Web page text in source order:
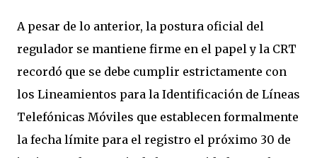
A pesar de lo anterior, la postura oficial del
regulador se mantiene firme en el papel y la CRT
recordó que se debe cumplir estrictamente con
los Lineamientos para la Identificación de Líneas
Telefónicas Móviles que establecen formalmente
la fecha límite para el registro el próximo 30 de